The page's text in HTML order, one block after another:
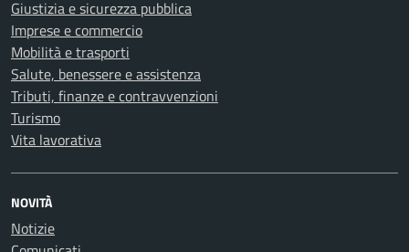
Giustizia e sicurezza pubblica
Imprese e commercio
Mobilità e trasporti
Salute, benessere e assistenza
Tributi, finanze e contravvenzioni
Turismo
Vita lavorativa
NOVITÀ
Notizie